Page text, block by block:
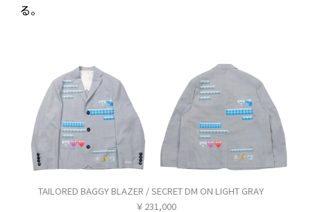
る。
TAILORED BAGGY BLAZER / SECRET DM ON LIGHT GRAY
￥231,000